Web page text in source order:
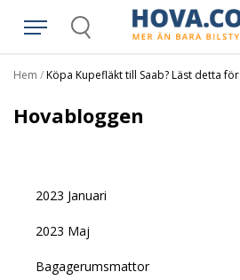
Search
Hem /Köpa Kupefläkt till Saab? Läst detta
Hovabloggen
2023 Januari
2023 Maj
Bagagerumsmattor